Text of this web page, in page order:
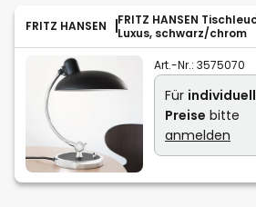
FRITZ HANSEN
FRITZ HANSEN
Luxus, schwarz/chrom
Art.-Nr.: 3575070
Für
Preise bitte
anmelden